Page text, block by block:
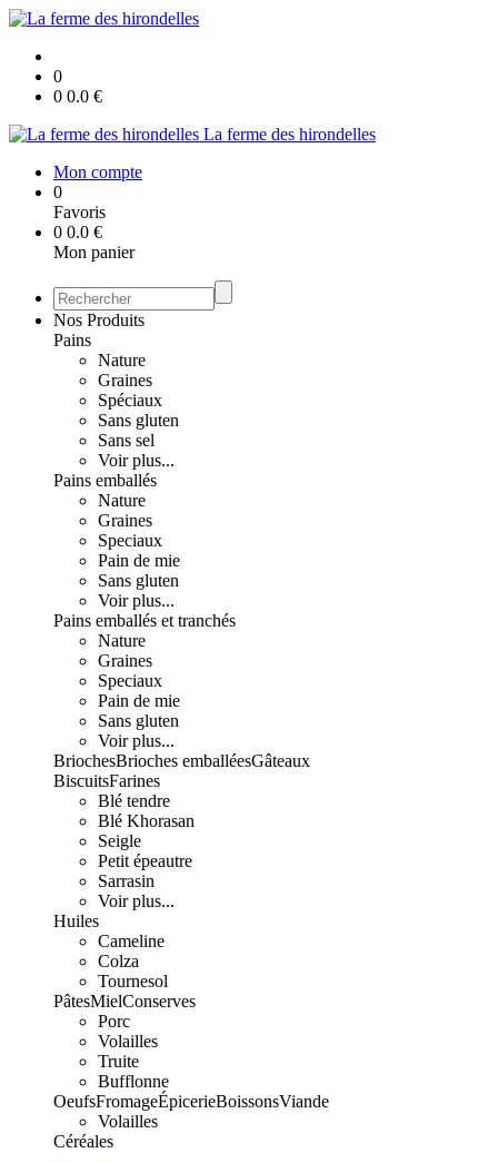
0
0 0.0 €
La ferme des hirondelles
Mon compte
0
Favoris
0 0.0 €
Mon panier
Nos Produits
Pains
Nature
Graines
Spéciaux
Sans gluten
Sans sel
Voir plus...
Pains emballés
Nature
Graines
Speciaux
Pain de mie
Sans gluten
Voir plus...
Pains emballés et tranchés
Nature
Graines
Speciaux
Pain de mie
Sans gluten
Voir plus...
BriochesBrioches emballéesGâteaux
BiscuitsFarines
Blé tendre
Blé Khorasan
Seigle
Petit épeautre
Sarrasin
Voir plus...
Huiles
Cameline
Colza
Tournesol
PâtesMielConserves
Porc
Volailles
Truite
Bufflonne
OeufsFromageÉpicerieBoissonsViande
Volailles
Céréales